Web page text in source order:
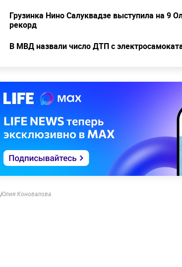
Грузинка Нино Салуквадзе выступила на 9
рекорд
В МВД назвали число ДТП с
Юлия Коновалова